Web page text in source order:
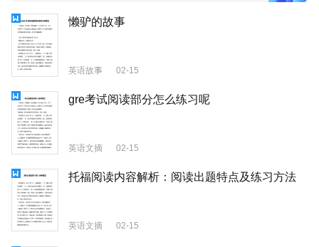
懒驴的故事
英语故事 02-15
gre考试阅读部分怎么练习呢
英语文摘 02-15
托福阅读内容解析：阅读出题特点及练习方法
英语文摘 02-15